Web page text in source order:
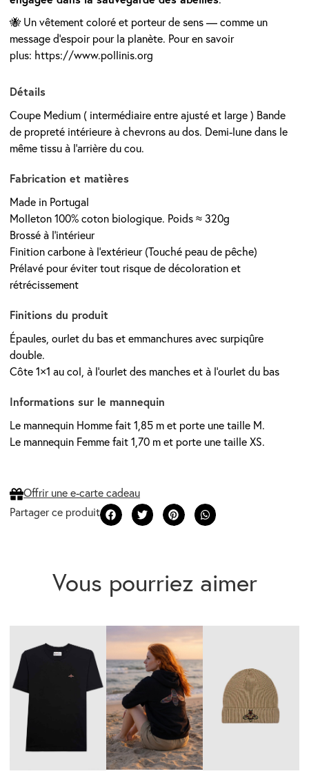
🐝 Un vêtement coloré et porteur de sens — comme un
message d’espoir pour la planète. Pour en savoir
plus: https://www.pollinis.org
Détails
Coupe Medium ( intermédiaire entre ajusté et large ) Bande
de propreté intérieure à chevrons au dos. Demi-lune dans le
même tissu à l’arrière du cou.
Fabrication et matières
Made in Portugal
Molleton 100% coton biologique. Poids ≈ 320g
Brossé à l’intérieur
Finition carbone à l’extérieur (Touché peau de pêche)
Prélavé pour éviter tout risque de décoloration et
rétrécissement
Finitions du produit
Épaules, ourlet du bas et emmanchures avec surpiqûre
double.
Côte 1×1 au col, à l’ourlet des manches et à l’ourlet du bas
Informations sur le mannequin
Le mannequin Homme fait 1,85 m et porte une taille M.
Le mannequin Femme fait 1,70 m et porte une taille XS.
Offrir une e-carte cadeau
Vous pourriez aimer